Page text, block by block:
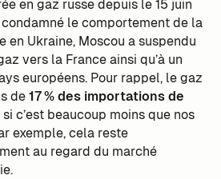
en gaz russe depuis le 15 juin
le comportement de la
en Ukraine, Moscou a suspendu
vers la France ainsi qu’à un
européens. Pour rappel, le gaz
de17 % des importations de
si c’est beaucoup moins que nos
exemple, cela reste
au regard du marché